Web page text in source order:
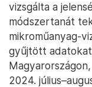
vizsgálta a
módszertanát
mikroműanyag-
gyűjtött
2024.